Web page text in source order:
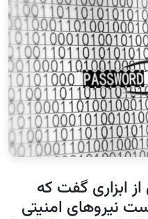
ابزاری گفت که
نیروهای امنیتی